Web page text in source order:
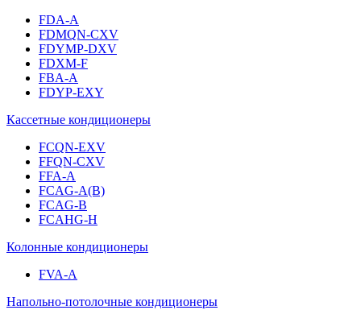
FDA-A
FDMQN-CXV
FDYMP-DXV
FDXM-F
FBA-A
FDYP-EXY
Кассетные кондиционеры
FCQN-EXV
FFQN-CXV
FFA-A
FCAG-A(B)
FCAG-B
FCAHG-H
Колонные кондиционеры
FVA-A
Напольно-потолочные кондиционеры